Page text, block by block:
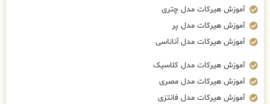
آموزش هیرکات مدل چتری
آموزش هیرکات مدل پر
آموزش هیرکات مدل آناناسی
آموزش هیرکات مدل کلاسیک
آموزش هیرکات مدل مصری
آموزش هیرکات مدل فانتزی